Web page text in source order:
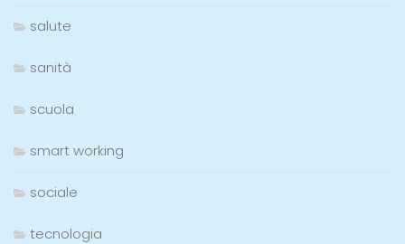
salute
sanità
scuola
smart working
sociale
tecnologia